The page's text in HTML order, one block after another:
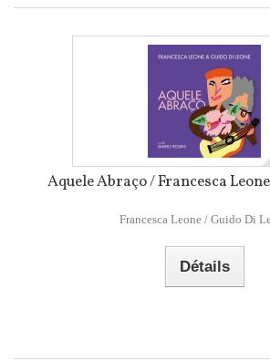
Aquele Abraço / Francesca
Francesca Leone / Guido Di
Détails